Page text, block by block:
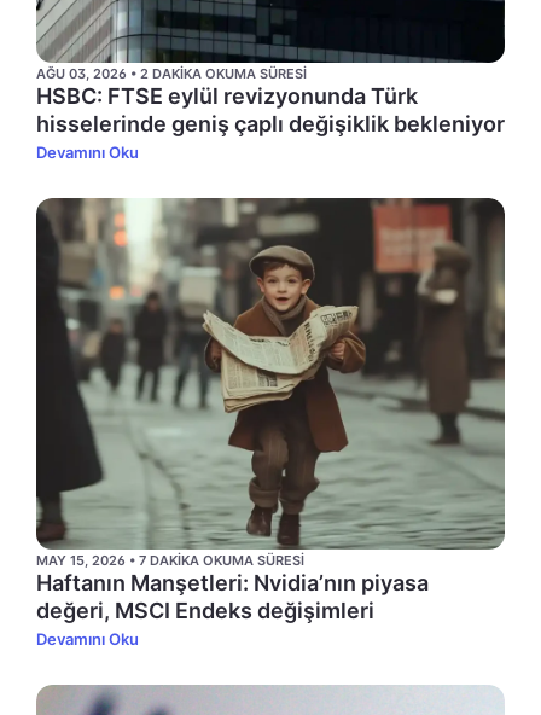
AĞU 03, 2026 • 2 DAKIKA OKUMA SÜRESI
HSBC: FTSE eylül revizyonunda Türk
hisselerinde geniş çaplı değişiklik bekleniyor
Devamını Oku
MAY 15, 2026 • 7 DAKIKA OKUMA SÜRESI
Haftanın Manşetleri: Nvidia’nın piyasa
değeri, MSCI Endeks değişimleri
Devamını Oku